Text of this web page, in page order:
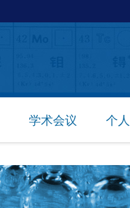
学术会议 个